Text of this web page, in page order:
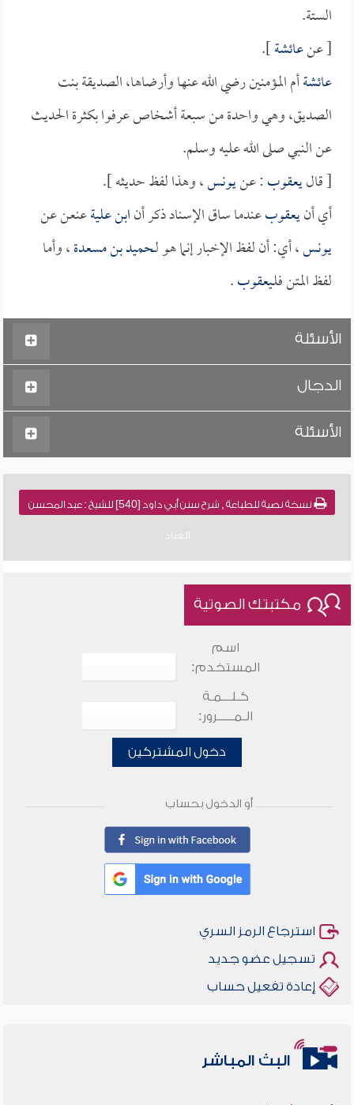
الستة.
[ عنعائشة].
عائشةأم المؤمنين رضي الله عنها وأرضاها، الصديقة بنت
الصديق، وهي واحدة من سبعة أشخاص عرفوا بكثرة الحديث
عن النبي صلى الله عليه وسلم.
[ قاليعقوب: عنيونس، وهذا لفظ حديثه ].
أي أنيعقوبعندما ساق الإسناد ذكر أنابن عليةعنعن عن
يونس، أي: أن لفظ الإخبار إنما هو لـحميد بن مسعدة، وأما
لفظ المتن فلـيعقوب.
الأسئلة
الدجال
الأسئلة
نسخة نصية للطباعة , شرح سنن أبي داود [540] للشيخ : عبد المحسن
العباد
مكتبتك الصوتية
اسم
المستخدم:
كـلـــمـة
الـمـــــرور:
دخول المشتركين
أو الدخول بحساب
استرجاع الرمز السري
تسجيل عضو جديد
إعادة تفعيل حساب
البث المباشر